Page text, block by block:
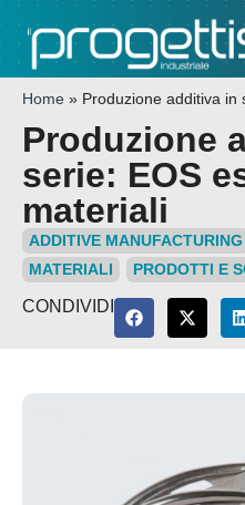
Home » Produzione additiva in
Produzione
serie: EOS
materiali
ADDITIVE MANUFACTURING
MATERIALI
PRODOTTI E
CONDIVIDI